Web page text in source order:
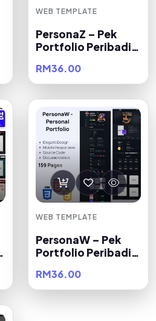
WEB TEMPLATE
PersonaZ – Pek
Portfolio Peribadi
RM36.00
WEB TEMPLATE
PersonaW – Pek
Portfolio Peribadi
RM36.00